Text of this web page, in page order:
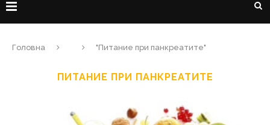
Головна "Питание при панкреатите"
ПИТАНИЕ ПРИ ПАНКРЕАТИТЕ